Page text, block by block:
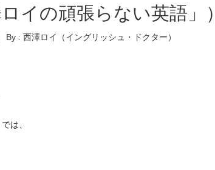
イの頑張らない英語」）
By : 西澤ロイ（イングリッシュ・ドクター）
は、